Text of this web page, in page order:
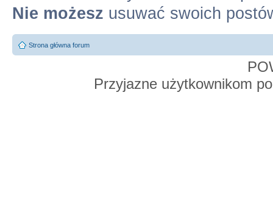
Nie możesz usuwać swoich
Strona główna forum
Przyjazne użytkownikom